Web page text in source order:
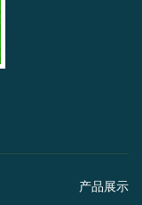
产品展示